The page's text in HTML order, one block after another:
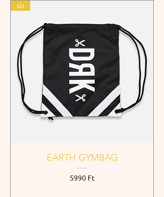
ÚJ
EARTH GYMBAG
Ár
5990 Ft